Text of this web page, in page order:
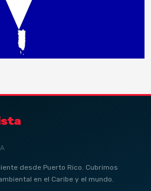
desde Puerto Rico. Cubrimos
en el Caribe y el mundo.